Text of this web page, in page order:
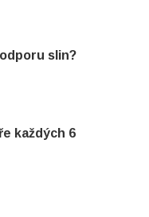
slin?
každých 6